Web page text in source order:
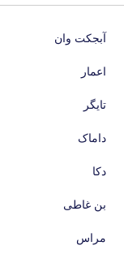
آبجکت وان
اعمار
تایگر
داماک
دکا
بن غاطی
مراس